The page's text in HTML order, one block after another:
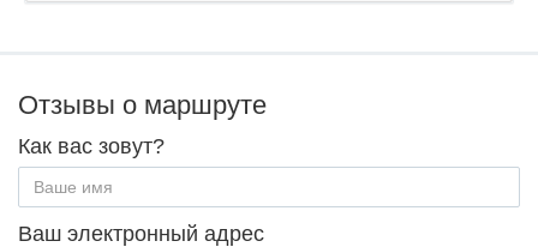
Отзывы о маршруте
Как вас зовут?
Ваш электронный адрес